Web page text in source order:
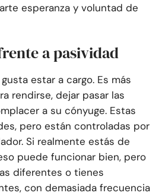
esperanza y voluntad de
a pasividad
estar a cargo. Es más
rendirse, dejar pasar las
a su cónyuge. Estas
pero están controladas por
Si realmente estás de
puede funcionar bien, pero
diferentes o tienes
con demasiada frecuencia